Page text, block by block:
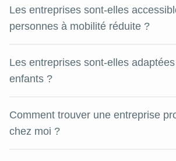
Les entreprises sont-elles
personnes à mobilité réduite ?
Les entreprises sont-elles
enfants ?
Comment trouver une entreprise
chez moi ?